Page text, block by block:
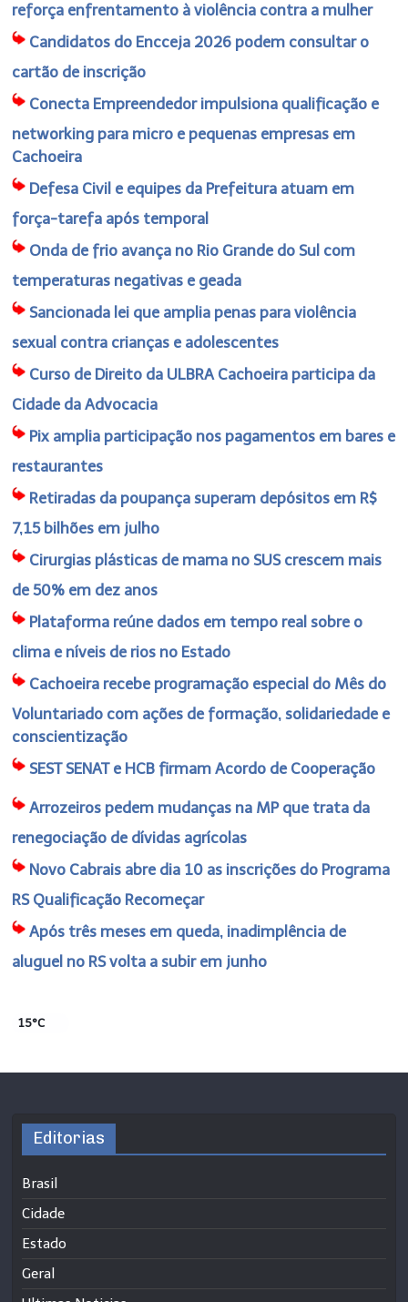
reforça enfrentamento à violência contra a mulher
Candidatos do Encceja 2026 podem consultar o
cartão de inscrição
Conecta Empreendedor impulsiona qualificação e
networking para micro e pequenas empresas em
Cachoeira
Defesa Civil e equipes da Prefeitura atuam em
força-tarefa após temporal
Onda de frio avança no Rio Grande do Sul com
temperaturas negativas e geada
Sancionada lei que amplia penas para violência
sexual contra crianças e adolescentes
Curso de Direito da ULBRA Cachoeira participa da
Cidade da Advocacia
Pix amplia participação nos pagamentos em bares e
restaurantes
Retiradas da poupança superam depósitos em R$
7,15 bilhões em julho
Cirurgias plásticas de mama no SUS crescem mais
de 50% em dez anos
Plataforma reúne dados em tempo real sobre o
clima e níveis de rios no Estado
Cachoeira recebe programação especial do Mês do
Voluntariado com ações de formação, solidariedade e
conscientização
SEST SENAT e HCB firmam Acordo de Cooperação
Arrozeiros pedem mudanças na MP que trata da
renegociação de dívidas agrícolas
Novo Cabrais abre dia 10 as inscrições do Programa
RS Qualificação Recomeçar
Após três meses em queda, inadimplência de
aluguel no RS volta a subir em junho
15°C
Editorias
Brasil
Cidade
Estado
Geral